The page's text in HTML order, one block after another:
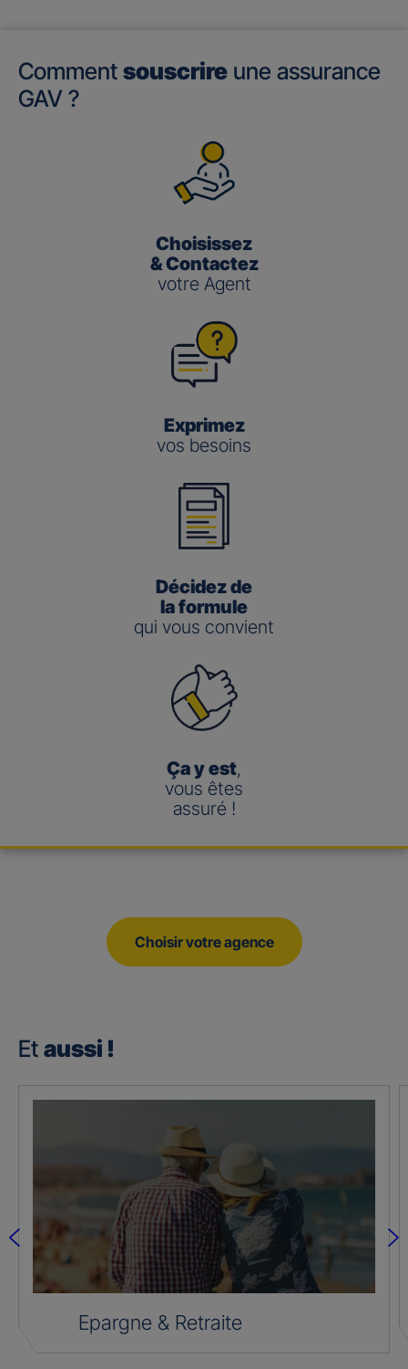
Comment souscrire une assurance
GAV ?
Choisissez
& Contactez
votre Agent
Exprimez
vos besoins
Décidez de
la formule
qui vous convient
Ça y est,
vous êtes
assuré !
Choisir votre agence
Et aussi !
Epargne & Retraite